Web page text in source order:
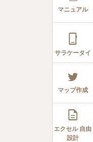
マニュアル

サラケータイ
マップ作成

エクセル 自由
設計